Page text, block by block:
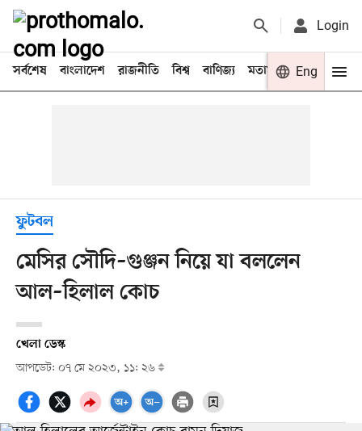
Login
সর্বশেষ বাংলাদেশ রাজনীতি বিশ্ব বাণিজ্য মতামত খেলা
Eng
ফুটবল
মেসির সৌদি–গুঞ্জন নিয়ে যা বললেন
আল–হিলাল কোচ
খেলা ডেস্ক
আপডেট: ০৭ মে ২০২৩, ১১: ২৬